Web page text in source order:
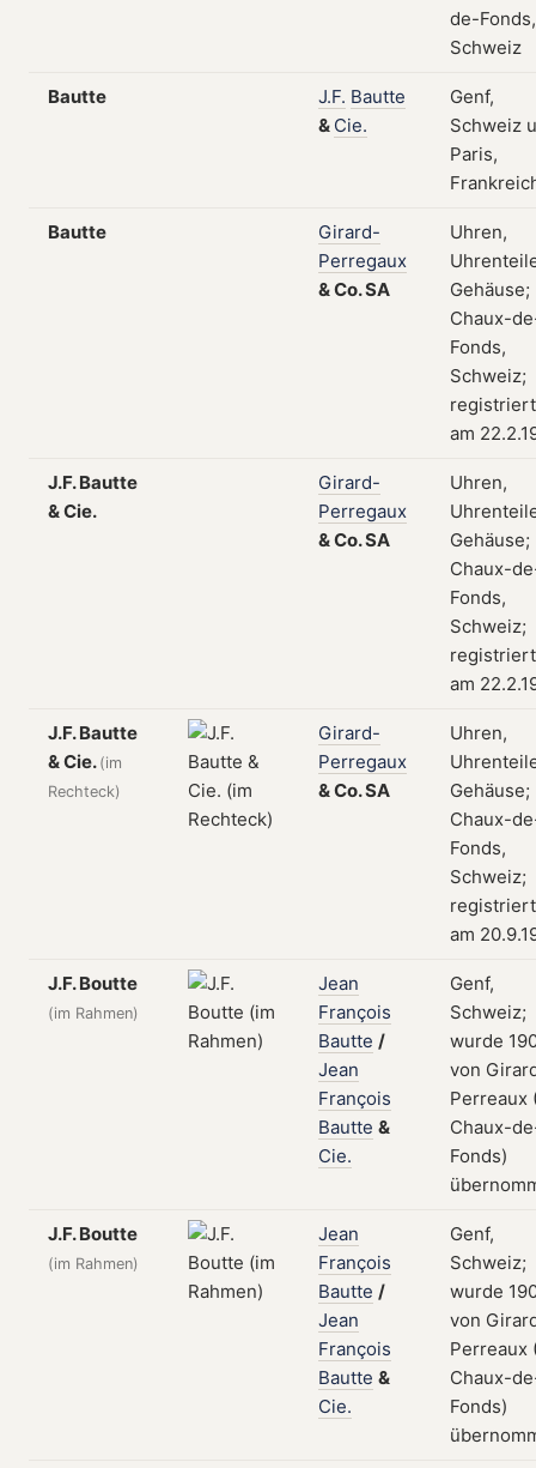
de-Fonds,
Schweiz
Bautte J.F. Bautte
& Cie.
Genf,
Schweiz
Paris,
Bautte
Girard-
Perregaux
&Co.SA
Uhren,
Gehäuse;
Chaux-
Fonds,
Schweiz;
registriert
am
J.F. Bautte
& Cie.
Girard-
Perregaux
&Co.SA
Uhren,
Gehäuse;
Chaux-
Fonds,
Schweiz;
registriert
am
J.F. Bautte
& Cie. (im
Rechteck)
Girard-
Perregaux
&Co.SA
Uhren,
Gehäuse;
Chaux-
Fonds,
Schweiz;
registriert
am
J.F. Boutte
(im Rahmen)
Jean
François
Bautte /
Jean
François
Bautte &
Cie.
Genf,
Schweiz;
wurde
von
Perreaux
Chaux-
Fonds)
J.F. Boutte
(im Rahmen)
Jean
François
Bautte /
Jean
François
Bautte &
Cie.
Genf,
Schweiz;
wurde
von
Perreaux
Chaux-
Fonds)